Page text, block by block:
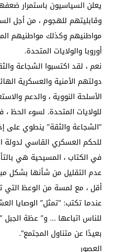
يعلن السياسيون باستمرار
وقابليتهم للهجوم ، من أجل
مواطنيهم وكذلك مواطنيهم
أوروبا والولايات المتحدة.
نعم ، لقد اكتسبوا الشجاعة
دولتهم الأمنية والعسكرية
الأسلحة النووية ، والدعم
للولايات المتحدة. لسوء الحظ ،
“الشجاعة والثقة” ينطوي على
للحكم العسكري القاسي لدولة
في الكتاب ، المسيحية هي
عدم التقليل من شأنها بشكل
أقل ، مع لمسة من الوعظ التي
عندما تكتب: “تمثل” الوصايا
للناس اتباعها … و” عظة الجبل
بعيدًا عن متناول المجتمع”.
العصور